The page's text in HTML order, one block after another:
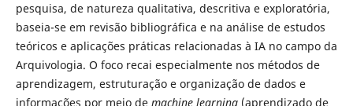
pesquisa, de natureza qualitativa, descritiva e exploratória,
baseia-se em revisão bibliográfica e na análise de estudos
teóricos e aplicações práticas relacionadas à IA no campo da
Arquivologia. O foco recai especialmente nos métodos de
aprendizagem, estruturação e organização de dados e
informações por meio de machine learning(aprendizado de